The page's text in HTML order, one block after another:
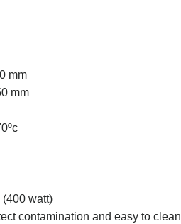
mm
mm
watt)
contamination and easy to clean